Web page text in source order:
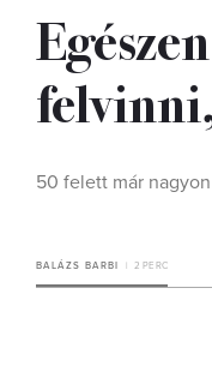
50 felett már
BALÁZS BARBI 2 PERC